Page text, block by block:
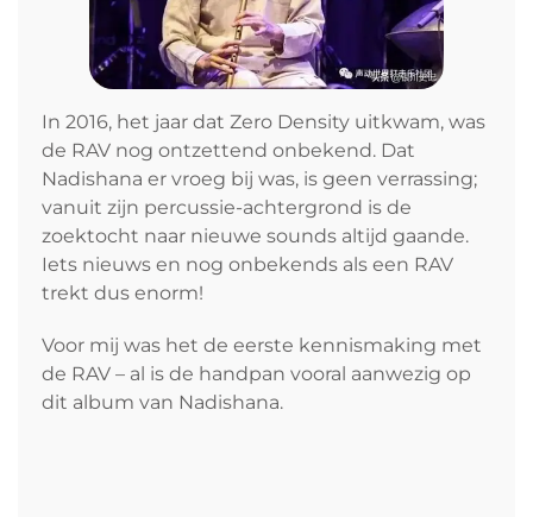
In 2016, het jaar dat Zero Density uitkwam, was
de RAV nog ontzettend onbekend. Dat
Nadishana er vroeg bij was, is geen verrassing;
vanuit zijn percussie-achtergrond is de
zoektocht naar nieuwe sounds altijd gaande.
Iets nieuws en nog onbekends als een RAV
trekt dus enorm!
Voor mij was het de eerste kennismaking met
de RAV – al is de handpan vooral aanwezig op
dit album van Nadishana.